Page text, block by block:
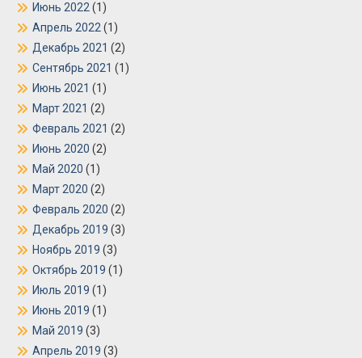
Июнь 2022 (1)
Апрель 2022 (1)
Декабрь 2021 (2)
Сентябрь 2021 (1)
Июнь 2021 (1)
Март 2021 (2)
Февраль 2021 (2)
Июнь 2020 (2)
Май 2020 (1)
Март 2020 (2)
Февраль 2020 (2)
Декабрь 2019 (3)
Ноябрь 2019 (3)
Октябрь 2019 (1)
Июль 2019 (1)
Июнь 2019 (1)
Май 2019 (3)
Апрель 2019 (3)